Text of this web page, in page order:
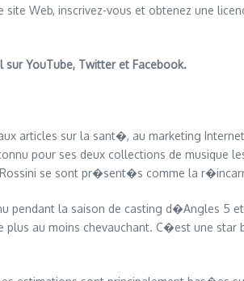
Web, inscrivez-vous et obtenez une
YouTube, Twitter et Facebook.
articles sur la sant�, au marketing
pour ses deux collections de
se sont pr�sent�s comme la
pendant la saison de casting d�Angles 5
au moins chevauchant. C�est une star